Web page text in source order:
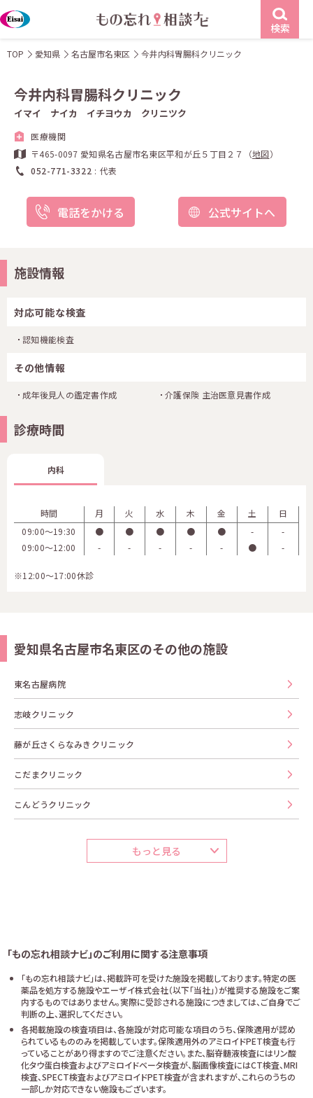
検索
TOP 愛知県 名古屋市名東区 今井内科胃腸科クリニック
今井内科胃腸科クリニック
イマイ ナイカ イチヨウカ クリニツク
医療機関
〒465-0097 愛知県名古屋市名東区平和が丘５丁目２７（地図）
052-771-3322
代表
電話をかける 公式サイトへ
施設情報
対応可能な検査
認知機能検査
その他情報
成年後見人の鑑定書作成 介護保険 主治医意見書作成
診療時間
内科
時間 月 火 水 木 金 土
日
09:00〜19:30
● ● ● ● ● -
-
09:00〜12:00
- - - - - ● -
※12:00～17:00休診
愛知県名古屋市名東区のその他の施設
東名古屋病院
志岐クリニック
藤が丘さくらなみきクリニック
こだまクリニック
こんどうクリニック
もっと見る
「もの忘れ相談ナビ」のご利用に関する注意事項
「もの忘れ相談ナビ」は、掲載許可を受けた施設を掲載しております。特定の医
薬品を処方する施設やエーザイ株式会社（以下「当社」）が推奨する施設をご案
内するものではありません。実際に受診される施設につきましては、ご自身でご
判断の上、選択してください。
各掲載施設の検査項目は、各施設が対応可能な項目のうち、保険適用が認め
られているもののみを掲載しています。保険適用外のアミロイドPET検査も行
っていることがあり得ますのでご注意ください。また、脳脊髄液検査にはリン酸
化タウ蛋白検査およびアミロイドベータ検査が、脳画像検査にはCT検査、MRI
検査、SPECT検査およびアミロイドPET検査が含まれますが、これらのうちの
一部しか対応できない施設もございます。